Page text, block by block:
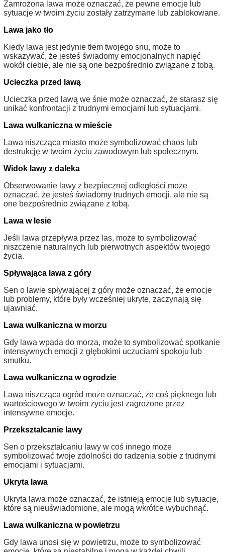
Zamrożona lawa może oznaczać, że pewne emocje lub
sytuacje w twoim życiu zostały zatrzymane lub zablokowane.
Lawa jako tło
Kiedy lawa jest jedynie tłem twojego snu, może to
wskazywać, że jesteś świadomy emocjonalnych napięć
wokół ciebie, ale nie są one bezpośrednio związane z tobą.
Ucieczka przed lawą
Ucieczka przed lawą we śnie może oznaczać, że starasz się
unikać konfrontacji z trudnymi emocjami lub sytuacjami.
Lawa wulkaniczna w mieście
Lawa niszcząca miasto może symbolizować chaos lub
destrukcję w twoim życiu zawodowym lub społecznym.
Widok lawy z daleka
Obserwowanie lawy z bezpiecznej odległości może
oznaczać, że jesteś świadomy trudnych emocji, ale nie są
one bezpośrednio związane z tobą.
Lawa w lesie
Jeśli lawa przepływa przez las, może to symbolizować
niszczenie naturalnych lub pierwotnych aspektów twojego
życia.
Spływająca lawa z góry
Sen o lawie spływającej z góry może oznaczać, że emocje
lub problemy, które były wcześniej ukryte, zaczynają się
ujawniać.
Lawa wulkaniczna w morzu
Gdy lawa wpada do morza, może to symbolizować spotkanie
intensywnych emocji z głębokimi uczuciami spokoju lub
smutku.
Lawa wulkaniczna w ogrodzie
Lawa niszcząca ogród może oznaczać, że coś pięknego lub
wartościowego w twoim życiu jest zagrożone przez
intensywne emocje.
Przekształcanie lawy
Sen o przekształcaniu lawy w coś innego może
symbolizować twoje zdolności do radzenia sobie z trudnymi
emocjami i sytuacjami.
Ukryta lawa
Ukryta lawa może oznaczać, że istnieją emocje lub sytuacje,
które są nieuświadomione, ale mogą wkrótce wybuchnąć.
Lawa wulkaniczna w powietrzu
Gdy lawa unosi się w powietrzu, może to symbolizować